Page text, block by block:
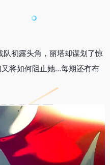
初露头角，丽塔却谋划了惊
将如何阻止她…每期还有布